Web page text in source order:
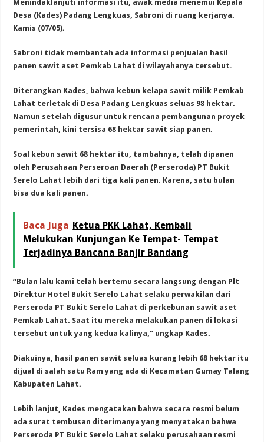
Menindaklanjuti informasi itu, awak media menemui Kepala
Desa (Kades) Padang Lengkuas, Sabroni di ruang kerjanya.
Kamis (07/05).
Sabroni tidak membantah ada informasi penjualan hasil
panen sawit aset Pemkab Lahat di wilayahanya tersebut.
Diterangkan Kades, bahwa kebun kelapa sawit milik Pemkab
Lahat terletak di Desa Padang Lengkuas seluas 98 hektar.
Namun setelah digusur untuk rencana pembangunan proyek
pemerintah, kini tersisa 68 hektar sawit siap panen.
Soal kebun sawit 68 hektar itu, tambahnya, telah dipanen
oleh Perusahaan Perseroan Daerah (Perseroda) PT Bukit
Serelo Lahat lebih dari tiga kali panen. Karena, satu bulan
bisa dua kali panen.
Baca Juga Ketua PKK Lahat, Kembali
Melukukan Kunjungan Ke Tempat- Tempat
Terjadinya Bancana Banjir Bandang
“Bulan lalu kami telah bertemu secara langsung dengan Plt
Direktur Hotel Bukit Serelo Lahat selaku perwakilan dari
Perseroda PT Bukit Serelo Lahat di perkebunan sawit aset
Pemkab Lahat. Saat itu mereka melakukan panen di lokasi
tersebut untuk yang kedua kalinya,” ungkap Kades.
Diakuinya, hasil panen sawit seluas kurang lebih 68 hektar itu
dijual di salah satu Ram yang ada di Kecamatan Gumay Talang
Kabupaten Lahat.
Lebih lanjut, Kades mengatakan bahwa secara resmi belum
ada surat tembusan diterimanya yang menyatakan bahwa
Perseroda PT Bukit Serelo Lahat selaku perusahaan resmi